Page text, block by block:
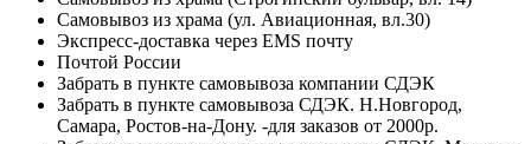
Самовывоз из храма (ул. Авиационная, вл.30)
Экспресс-доставка через EMS почту
Почтой России
Забрать в пункте самовывоза компании СДЭК
Забрать в пункте самовывоза СДЭК. Н.Новгород,
Самара, Ростов-на-Дону. -для заказов от 2000р.